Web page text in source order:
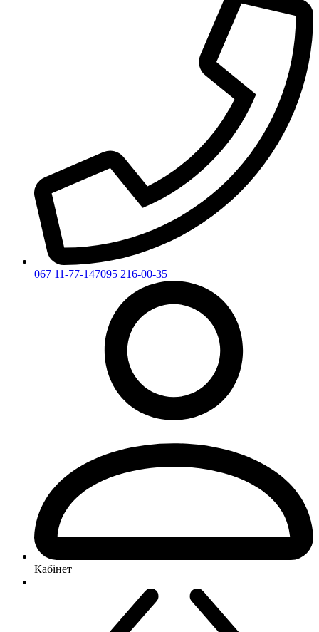
067 11-77-147095 216-00-35
Кабінет